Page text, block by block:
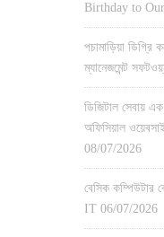
Birthday to
পচামাড়িয়া
ম্যানেজমেন্ট
ডিজিটাল সেবায়
অফিসিয়াল
08/07/2026
বেসিক কম্পিউটার
IT 06/07/2026